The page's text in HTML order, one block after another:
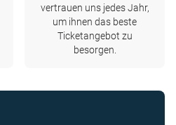
vertrauen uns jedes Jahr,
um ihnen das beste
Ticketangebot zu
besorgen.